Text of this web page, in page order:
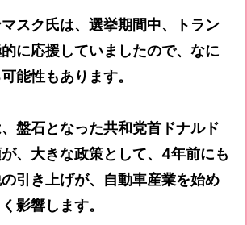
スク氏は、選挙期間中、トラン
に応援していましたので、なに
能性もあります。
盤石となった共和党首ドナルド
、大きな政策として、4年前にも
引き上げが、自動車産業を始め
影響します。